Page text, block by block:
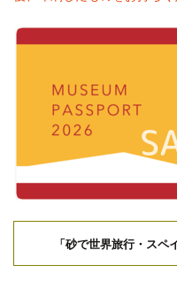
「砂で世界旅行・ス